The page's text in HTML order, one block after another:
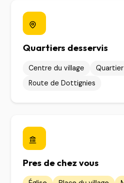
Quartiers desservis
Centre du village
Route de Dottignies
Pres de chez vous